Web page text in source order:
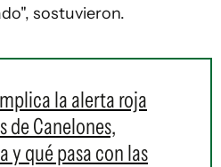
sostuvieron.
la alerta roja
de Canelones,
y qué pasa con las